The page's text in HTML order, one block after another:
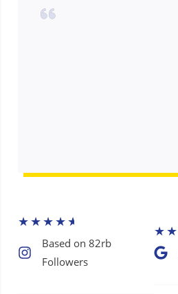
★★★★★
Based on 82rb
Followers​
★★